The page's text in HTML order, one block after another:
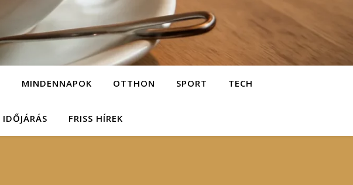
MINDENNAPOK OTTHON SPORT TECH
IDŐJÁRÁS FRISS HÍREK